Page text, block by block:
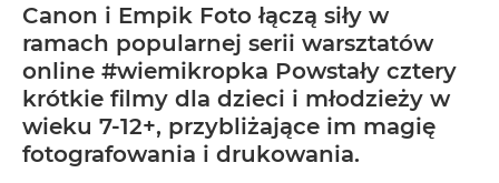
Centrum prasowe
Informacje prasowe – Centrum Prasowe Canon
Canon i Empik Foto łączą siły w
ramach popularnej serii warsztatów
online #wiemikropka Powstały cztery
krótkie filmy dla dzieci i młodzieży w
wieku 7-12+, przybliżające im magię
fotografowania i drukowania.